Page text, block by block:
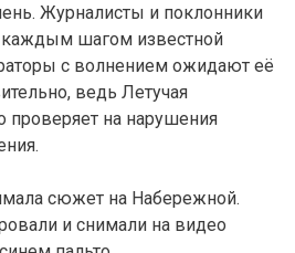
Журналисты и поклонники
шагом известной
с волнением ожидают её
ведь Летучая
проверяет на нарушения
сюжет на Набережной.
и снимали на видео